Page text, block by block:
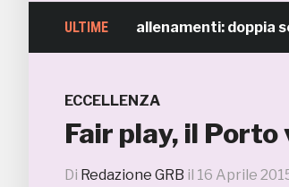
ULTIME
ripresi gli allenamenti: doppia
ECCELLENZA
Fair play, il
Di Redazione GRB il 16 Aprile